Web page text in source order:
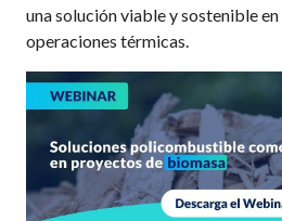
una solución viable y sostenible
operaciones térmicas.